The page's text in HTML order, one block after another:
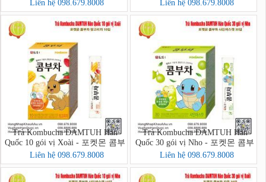
Liên hệ 098.679.8008
Liên hệ 098.679.8008
Trà Kombucha DAMTUH Hàn
Quốc 10 gói vị Xoài - 포켓몬 콤부
차 망고리치 10입
Liên hệ 098.679.8008
Trà Kombucha DAMTUH Hàn
Quốc 30 gói vị Nho - 포켓몬 콤부
차 샤인머스캣 30입
Liên hệ 098.679.8008